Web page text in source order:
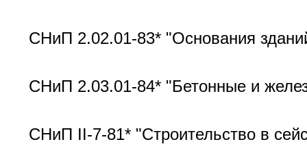
СНиП 2.02.01-83* "Основания
СНиП 2.03.01-84* "Бетонные и
СНиП II-7-81* "Строительство в